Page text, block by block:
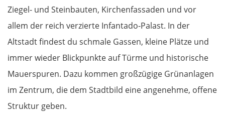
Ziegel- und Steinbauten, Kirchenfassaden und vor
allem der reich verzierte Infantado-Palast. In der
Altstadt findest du schmale Gassen, kleine Plätze und
immer wieder Blickpunkte auf Türme und historische
Mauerspuren. Dazu kommen großzügige Grünanlagen
im Zentrum, die dem Stadtbild eine angenehme, offene
Struktur geben.